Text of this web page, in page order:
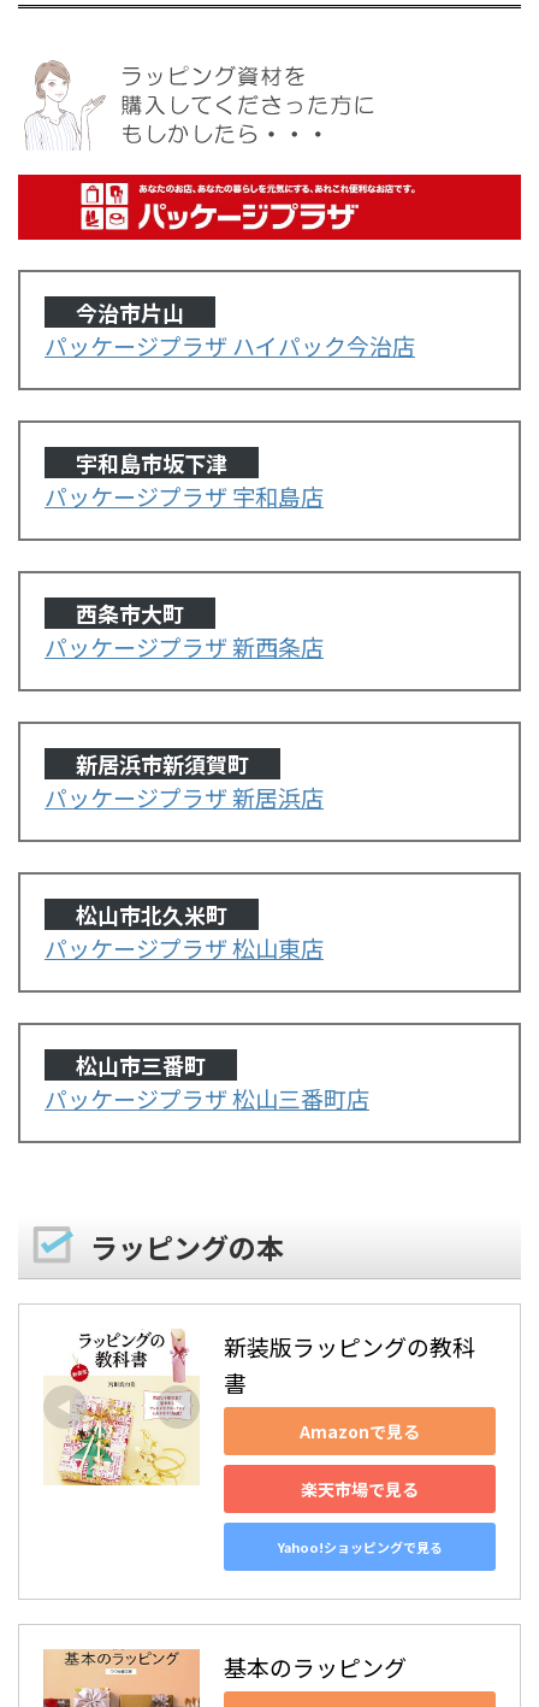
今治市片山
パッケージプラザ ハイパック今治店
宇和島市坂下津
パッケージプラザ 宇和島店
西条市大町
パッケージプラザ 新西条店
新居浜市新須賀町
パッケージプラザ 新居浜店
松山市北久米町
パッケージプラザ 松山東店
松山市三番町
パッケージプラザ 松山三番町店
ラッピングの本
新装版ラッピングの教科
書
Amazonで見る
楽天市場で見る
Yahoo!ショッピングで見る
基本のラッピング